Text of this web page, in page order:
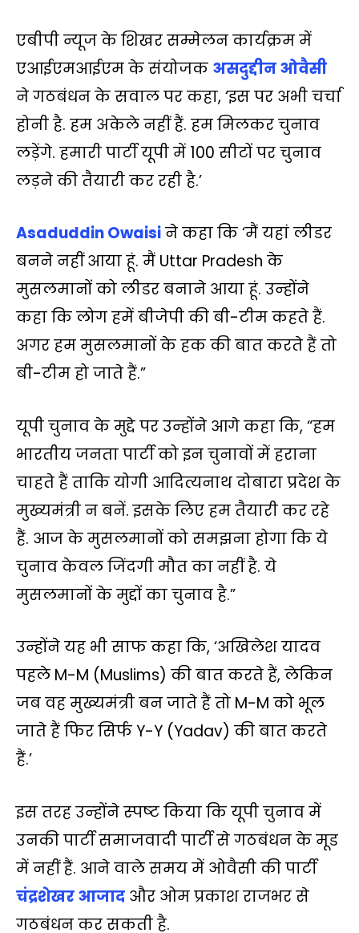
एबीपी न्यूज के शिखर सम्मेलन कार्यक्रम में
एआईएमआईएम के संयोजक असदुद्दीन ओवैसी
ने गठबंधन के सवाल पर कहा, ‘इस पर अभी चर्चा
होनी है. हम अकेले नहीं हैं. हम मिलकर चुनाव
लड़ेंगे. हमारी पार्टी यूपी में 100 सीटों पर चुनाव
लड़ने की तैयारी कर रही है.’
Asaduddin Owaisiने कहा कि ‘मैं यहां लीडर
बनने नहीं आया हूं. मैं Uttar Pradesh के
मुसलमानों को लीडर बनाने आया हूं. उन्‍होंने
कहा कि लोग हमें बीजेपी की बी-टीम कहते हैं.
अगर हम मुसलमानों के हक की बात करते हैं तो
बी-टीम हो जाते हैं.”
यूपी चुनाव के मुद्दे पर उन्‍होंने आगे कहा कि, “हम
भारतीय जनता पार्टी को इन चुनावों में हराना
चाहते हैं ताकि योगी आदित्यनाथ दोबारा प्रदेश के
मुख्यमंत्री न बनें. इसके लिए हम तैयारी कर रहे
हैं. आज के मुसलमानों को समझना होगा कि ये
चुनाव केवल जिंदगी मौत का नहीं है. ये
मुसलमानों के मुद्दों का चुनाव है.”
उन्‍होंने यह भी साफ कहा कि, ‘अखिलेश यादव
पहले M-M (Muslims) की बात करते हैं, लेकिन
जब वह मुख्यमंत्री बन जाते हैं तो M-M को भूल
जाते हैं फिर सिर्फ Y-Y (Yadav) की बात करते
हैं.’
इस तरह उन्‍होंने स्‍पष्‍ट किया कि यूपी चुनाव में
उनकी पार्टी समाजवादी पार्टी से गठबंधन के मूड
में नहीं हैं. आने वाले समय में ओवैसी की पार्टी
चंद्रशेखर आजाद और ओम प्रकाश राजभर से
गठबंधन कर सकती है.